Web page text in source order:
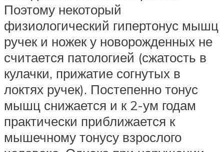
Поэтому некоторый
физиологический гипертонус мышц
ручек и ножек у новорожденных не
считается патологией (сжатость в
кулачки, прижатие согнутых в
локтях ручек). Постепенно тонус
мышц снижается и к 2-ум годам
практически приближается к
мышечному тонусу взрослого